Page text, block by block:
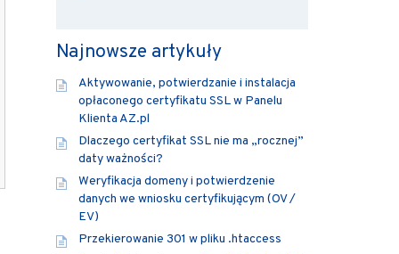
Najnowsze artykuły
Aktywowanie, potwierdzanie i instalacja
opłaconego certyfikatu SSL w Panelu
Klienta AZ.pl
Dlaczego certyfikat SSL nie ma „rocznej”
daty ważności?
Weryfikacja domeny i potwierdzenie
danych we wniosku certyfikującym (OV /
EV)
Przekierowanie 301 w pliku .htaccess